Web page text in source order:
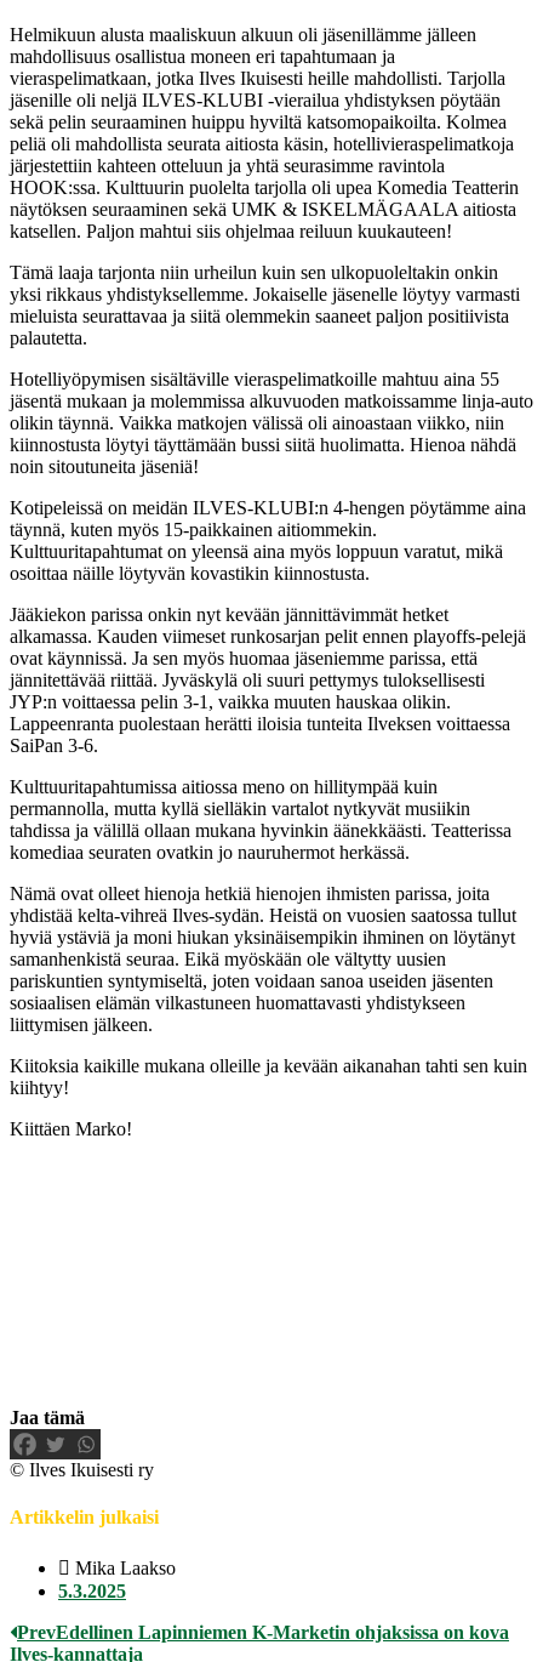
Helmikuun alusta maaliskuun alkuun oli jäsenillämme jälleen
mahdollisuus osallistua moneen eri tapahtumaan ja
vieraspelimatkaan, jotka Ilves Ikuisesti heille mahdollisti. Tarjolla
jäsenille oli neljä ILVES-KLUBI -vierailua yhdistyksen pöytään
sekä pelin seuraaminen huippu hyviltä katsomopaikoilta. Kolmea
peliä oli mahdollista seurata aitiosta käsin, hotellivieraspelimatkoja
järjestettiin kahteen otteluun ja yhtä seurasimme ravintola
HOOK:ssa. Kulttuurin puolelta tarjolla oli upea Komedia Teatterin
näytöksen seuraaminen sekä UMK & ISKELMÄGAALA aitiosta
katsellen. Paljon mahtui siis ohjelmaa reiluun kuukauteen!
Tämä laaja tarjonta niin urheilun kuin sen ulkopuoleltakin onkin
yksi rikkaus yhdistyksellemme. Jokaiselle jäsenelle löytyy varmasti
mieluista seurattavaa ja siitä olemmekin saaneet paljon positiivista
palautetta.
Hotelliyöpymisen sisältäville vieraspelimatkoille mahtuu aina 55
jäsentä mukaan ja molemmissa alkuvuoden matkoissamme linja-auto
olikin täynnä. Vaikka matkojen välissä oli ainoastaan viikko, niin
kiinnostusta löytyi täyttämään bussi siitä huolimatta. Hienoa nähdä
noin sitoutuneita jäseniä!
Kotipeleissä on meidän ILVES-KLUBI:n 4-hengen pöytämme aina
täynnä, kuten myös 15-paikkainen aitiommekin.
Kulttuuritapahtumat on yleensä aina myös loppuun varatut, mikä
osoittaa näille löytyvän kovastikin kiinnostusta.
Jääkiekon parissa onkin nyt kevään jännittävimmät hetket
alkamassa. Kauden viimeset runkosarjan pelit ennen playoffs-pelejä
ovat käynnissä. Ja sen myös huomaa jäseniemme parissa, että
jännitettävää riittää. Jyväskylä oli suuri pettymys tuloksellisesti
JYP:n voittaessa pelin 3-1, vaikka muuten hauskaa olikin.
Lappeenranta puolestaan herätti iloisia tunteita Ilveksen voittaessa
SaiPan 3-6.
Kulttuuritapahtumissa aitiossa meno on hillitympää kuin
permannolla, mutta kyllä sielläkin vartalot nytkyvät musiikin
tahdissa ja välillä ollaan mukana hyvinkin äänekkäästi. Teatterissa
komediaa seuraten ovatkin jo nauruhermot herkässä.
Nämä ovat olleet hienoja hetkiä hienojen ihmisten parissa, joita
yhdistää kelta-vihreä Ilves-sydän. Heistä on vuosien saatossa tullut
hyviä ystäviä ja moni hiukan yksinäisempikin ihminen on löytänyt
samanhenkistä seuraa. Eikä myöskään ole vältytty uusien
pariskuntien syntymiseltä, joten voidaan sanoa useiden jäsenten
sosiaalisen elämän vilkastuneen huomattavasti yhdistykseen
liittymisen jälkeen.
Kiitoksia kaikille mukana olleille ja kevään aikanahan tahti sen kuin
kiihtyy!
Kiittäen Marko!
Jaa tämä
© Ilves Ikuisesti ry
Artikkelin julkaisi
Mika Laakso
5.3.2025
PrevEdellinen Lapinniemen K-Marketin ohjaksissa on kova
Ilves-kannattaja